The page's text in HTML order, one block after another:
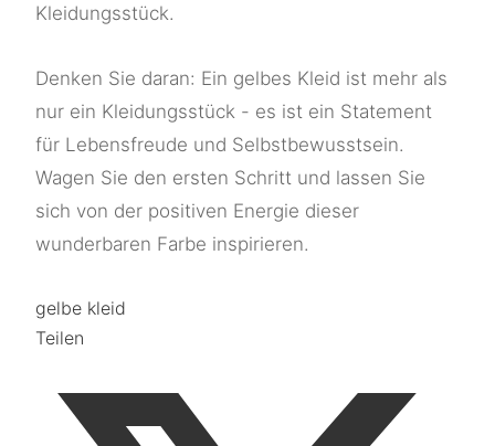
Kleidungsstück.
Denken Sie daran: Ein gelbes Kleid ist mehr als
nur ein Kleidungsstück - es ist ein Statement
für Lebensfreude und Selbstbewusstsein.
Wagen Sie den ersten Schritt und lassen Sie
sich von der positiven Energie dieser
wunderbaren Farbe inspirieren.
gelbe kleid
Teilen